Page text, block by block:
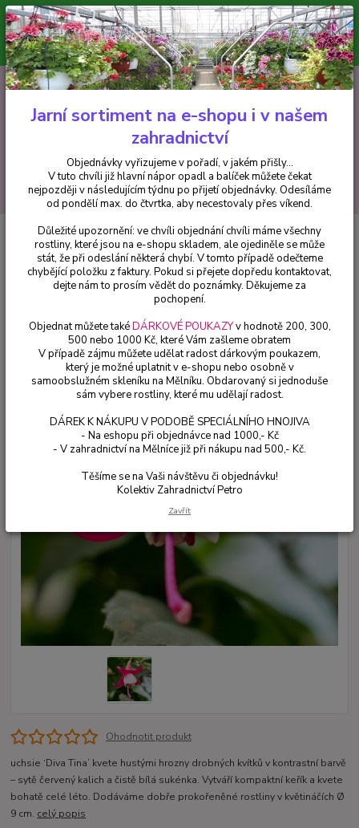
Minimální hodnota pro odeslání z e-shopu je 300 Kč.
V tuto chvíli již hlavní nápor objednávek opadl a balíček můžete čekat
nejpozději v následujícím týdnu po přijetí objednávky. Objednávky
vyřizujeme v pořadí, v jakém přišly...
CZK
Hledat
+420 602 223 614 0ks
za0 Kč
Fuchsie Diva Tina Fuchsie - cena za kus v 3-kusovém balení
Diva Tina Fuchsie - cena za kus v
3-kusovém balení
Ohodnotit produkt
uchsie ‘Diva Tina’ kvete hustými hrozny drobných kvítků v kontrastní barvě
– sytě červený kalich a čistě bílá sukénka. Vytváří kompaktní keřík a kvete
bohatě celé léto. Dodáváme dobře prokořeněné rostliny v květináčích Ø
9 cm. celý popis
Jarní sortiment na e-shopu i v našem
zahradnictví
Objednávky vyřizujeme v pořadí, v jakém přišly...
V tuto chvíli již hlavní nápor opadl a balíček můžete čekat
nejpozději v následujícím týdnu po přijetí objednávky. Odesíláme
od pondělí max. do čtvrtka, aby necestovaly přes víkend.
Důležité upozornění: ve chvíli objednání chvíli máme všechny
rostliny, které jsou na e-shopu skladem, ale ojediněle se může
stát, že při odeslání některá chybí. V tomto případě odečteme
chybějící položku z faktury. Pokud si přejete dopředu kontaktovat,
dejte nám to prosím vědět do poznámky. Děkujeme za
pochopení.
Objednat můžete takéDÁRKOVÉ POUKAZYv hodnotě 200, 300,
500 nebo 1000 Kč, které Vám zašleme obratem
V případě zájmu můžete udělat radost dárkovým poukazem,
který je možné uplatnit v e-shopu nebo osobně v
samoobslužném skleníku na Mělníku. Obdarovaný si jednoduše
sám vybere rostliny, které mu udělají radost.
DÁREK K NÁKUPU V PODOBĚ SPECIÁLNÍHO HNOJIVA
- Na eshopu při objednávce nad 1000,- Kč
- V zahradnictví na Mělníce již při nákupu nad 500,- Kč.
Těšíme se na Vaši návštěvu či objednávku!
Kolektiv Zahradnictví Petro
Zavřít